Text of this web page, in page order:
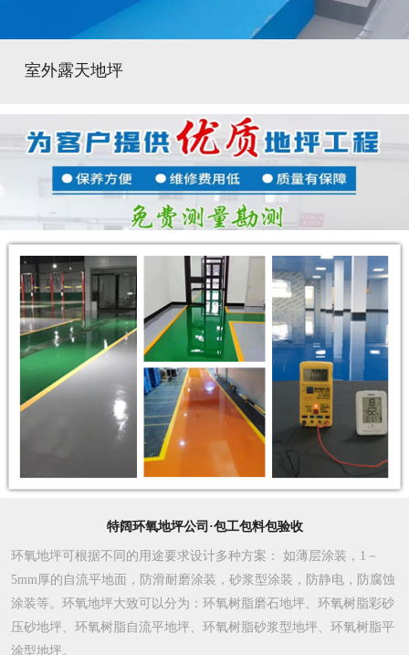
室外露天地坪
特阔环氧地坪公司·包工包料包验收
环氧地坪可根据不同的用途要求设计多种方案 ： 如薄层涂装，1－
5mm厚的自流平地面，防滑耐磨涂装，砂浆型涂装，防静电，防腐蚀
涂装等。环氧地坪大致可以分为：环氧树脂磨石地坪、环氧树脂彩砂
压砂地坪、环氧树脂自流平地坪、环氧树脂砂浆型地坪、环氧树脂平
涂型地坪。